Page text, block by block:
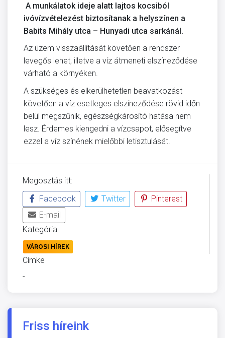
A munkálatok ideje alatt lajtos kocsiból
ivóvízvételezést biztosítanak a helyszínen a
Babits Mihály utca – Hunyadi utca sarkánál.
Az üzem visszaállítását követően a rendszer
levegős lehet, illetve a víz átmeneti elszíneződése
várható a környéken.
A szükséges és elkerülhetetlen beavatkozást
követően a víz esetleges elszíneződése rövid időn
belül megszűnik, egészségkárosító hatása nem
lesz. Érdemes kiengedni a vízcsapot, elősegítve
ezzel a víz színének mielőbbi letisztulását.
Megosztás itt:
Facebook
Twitter
Pinterest
E-mail
Kategória
VÁROSI HÍREK
Címke
-
Friss híreink